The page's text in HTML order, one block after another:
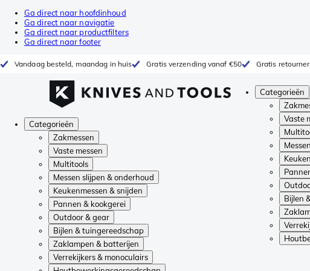
Ga direct naar hoofdinhoud
Ga direct naar navigatie
Ga direct naar productfilters
Ga direct naar footer
Vandaag besteld, maandag in huis Gratis verzending vanaf €50 Gratis
Categorieën
Vaste
Bijlen
Categorieën
Zakmessen
Vaste messen
Multitools
Messen slijpen & onderhoud
Keukenmessen & snijden
Pannen & kookgerei
Outdoor & gear
Bijlen & tuingereedschap
Zaklampen & batterijen
Verrekijkers & monoculairs